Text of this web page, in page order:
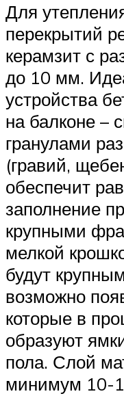
Для
перекрытий
керамзит с
до 10 мм.
устройства
на балконе –
гранулами
(гравий,
обеспечит
заполнение
крупными
мелкой
будут
возможно
которые в
образуют
пола. Слой
минимум 10-